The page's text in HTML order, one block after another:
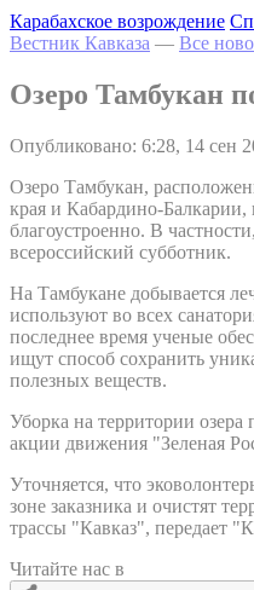
Карабахское возрождение
Вестник Кавказа — Все
Озеро Тамбукан
Опубликовано: 6:28, 14 сен
Озеро Тамбукан,
края и Кабардино-
благоустроенно. В
всероссийский субботник.
На Тамбукане добывается
используют во всех
последнее время ученые
ищут способ сохранить
полезных веществ.
Уборка на территории озера
акции движения "Зеленая
Уточняется, что
зоне заказника и очистят
трассы "Кавказ", передает
Читайте нас в